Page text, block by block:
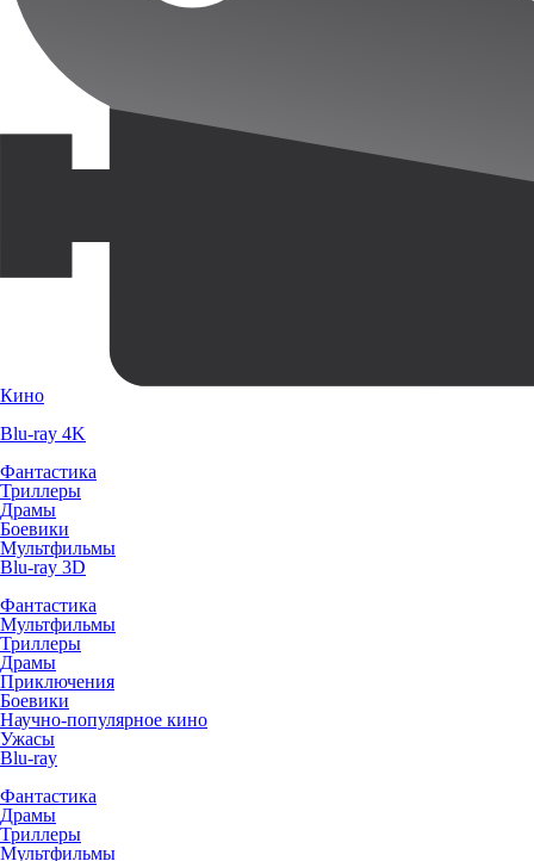
Кино
Blu-ray 4K
Фантастика
Триллеры
Драмы
Боевики
Мультфильмы
Blu-ray 3D
Фантастика
Мультфильмы
Триллеры
Драмы
Приключения
Боевики
Научно-популярное кино
Ужасы
Blu-ray
Фантастика
Драмы
Триллеры
Мультфильмы